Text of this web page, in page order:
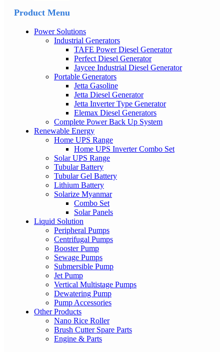
Product Menu
Power Solutions
Industrial Generators
TAFE Power Diesel Generator
Perfect Diesel Generator
Jaycee Industrial Diesel Generator
Portable Generators
Jetta Gasoline
Jetta Diesel Generator
Jetta Inverter Type Generator
Elemax Diesel Generators
Complete Power Back Up System
Renewable Energy
Home UPS Range
Home UPS Inverter Combo Set
Solar UPS Range
Tubular Battery
Tubular Gel Battery
Lithium Battery
Solarize Myanmar
Combo Set
Solar Panels
Liquid Solution
Peripheral Pumps
Centrifugal Pumps
Booster Pump
Sewage Pumps
Submersible Pump
Jet Pump
Vertical Multistage Pumps
Dewatering Pump
Pump Accessories
Other Products
Nano Rice Roller
Brush Cutter Spare Parts
Engine & Parts